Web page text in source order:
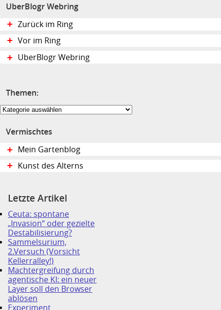
UberBlogr Webring
Zurück im Ring
Vor im Ring
UberBlogr Webring
Themen:
Themen:
Vermischtes
Mein Gartenblog
Kunst des Alterns
Letzte Artikel
Ceuta: spontane
„Invasion“ oder gezielte
Destabilisierung?
Sammelsurium,
2.Versuch (Vorsicht
Kellerralley!)
Machtergreifung durch
agentische KI: ein neuer
Layer soll den Browser
ablösen
Experiment